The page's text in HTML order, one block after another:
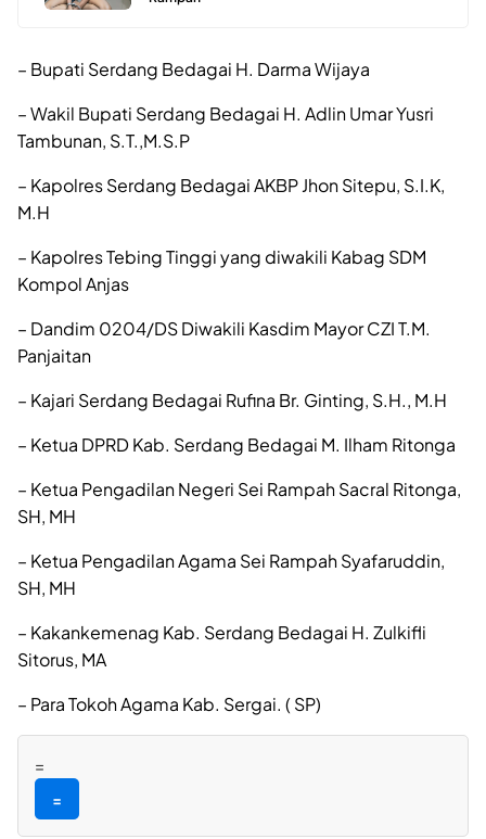
– Bupati Serdang Bedagai H. Darma Wijaya
– Wakil Bupati Serdang Bedagai H. Adlin Umar Yusri
Tambunan, S.T.,M.S.P
– Kapolres Serdang Bedagai AKBP Jhon Sitepu, S.I.K,
M.H
– Kapolres Tebing Tinggi yang diwakili Kabag SDM
Kompol Anjas
– Dandim 0204/DS Diwakili Kasdim Mayor CZI T.M.
Panjaitan
– Kajari Serdang Bedagai Rufina Br. Ginting, S.H., M.H
– Ketua DPRD Kab. Serdang Bedagai M. Ilham Ritonga
– Ketua Pengadilan Negeri Sei Rampah Sacral Ritonga,
SH, MH
– Ketua Pengadilan Agama Sei Rampah Syafaruddin,
SH, MH
– Kakankemenag Kab. Serdang Bedagai H. Zulkifli
Sitorus, MA
– Para Tokoh Agama Kab. Sergai. ( SP)
=
=